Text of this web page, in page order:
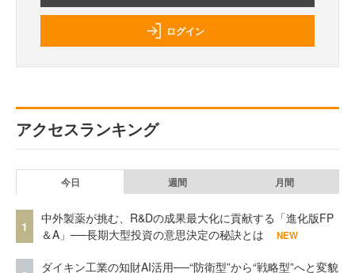
ログイン
アクセスランキング
今日 週間 月間
1
中外製薬が挑む、R&Dの成果最大化に貢献する「進化版FP
＆A」──長期大型投資の意思決定の秘訣とは
NEW
ダイキン工業の知財AI活用──“防衛型”から“戦略型”へと変貌